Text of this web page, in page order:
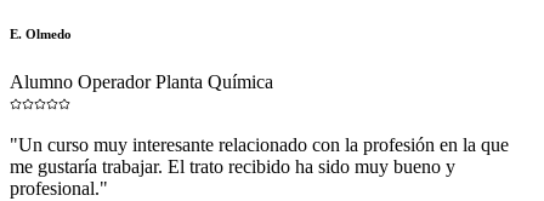
E. Olmedo
Alumno Operador Planta Química
"Un curso muy interesante relacionado con la profesión en la que
me gustaría trabajar. El trato recibido ha sido muy bueno y
profesional."